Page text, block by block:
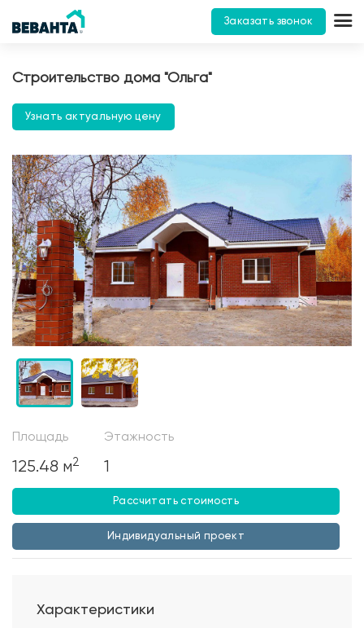
Заказать звонок
Строительство дома "Ольга"
Узнать актуальную цену
Площадь
125.48 м2
Этажность
1
Рассчитать стоимость
Индивидуальный проект
Характеристики